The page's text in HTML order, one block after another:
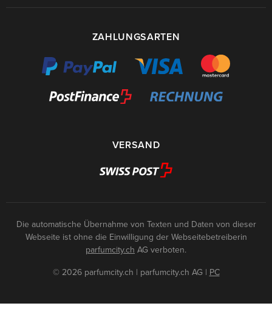
ZAHLUNGSARTEN
VERSAND
Die automatische Übernahme von Texten und Daten von dieser
Webseite ist ohne die Einwilligung der Webseitebetreiberin
parfumcity.ch AG verboten.
© 2026 parfumcity.ch | parfumcity.ch AG | PC